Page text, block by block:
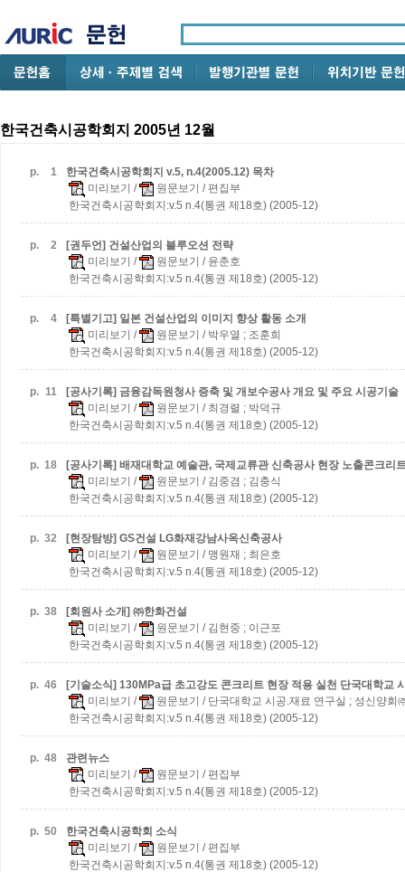
한국건축시공학회지 2005년 12월
p. 1
한국건축시공학회지 v.5, n.4(2005.12) 목차
미리보기 / 원문보기 / 편집부
한국건축시공학회지:v.5 n.4(통권 제18호) (2005-12)
p. 2
[권두언] 건설산업의 블루오션 전략
미리보기 / 원문보기 / 윤춘호
한국건축시공학회지:v.5 n.4(통권 제18호) (2005-12)
p. 4
[특별기고] 일본 건설산업의 이미지 향상 활동 소개
미리보기 / 원문보기 / 박우열 ; 조훈희
한국건축시공학회지:v.5 n.4(통권 제18호) (2005-12)
p. 11
[공사기록] 금융감독원청사 증축 및 개보수공사 개요 및 주요 시공기술
미리보기 / 원문보기 / 최경렬 ; 박덕규
한국건축시공학회지:v.5 n.4(통권 제18호) (2005-12)
p. 18 [공사기록] 배재대학교 예술관, 국제교류관 신축공사 현장 노출콘크리
미리보기 / 원문보기 / 김중겸 ; 김충식
한국건축시공학회지:v.5 n.4(통권 제18호) (2005-12)
p. 32
[현장탐방] GS건설 LG화재강남사옥신축공사
미리보기 / 원문보기 / 맹원재 ; 최은호
한국건축시공학회지:v.5 n.4(통권 제18호) (2005-12)
p. 38
[회원사 소개] ㈜한화건설
미리보기 / 원문보기 / 김현중 ; 이근포
한국건축시공학회지:v.5 n.4(통권 제18호) (2005-12)
p. 46 [기술소식] 130MPa급 초고강도 콘크리트 현장 적용 실천 단국대학교
미리보기 / 원문보기 / 단국대학교 시공.재료 연구실 ; 성신양회
한국건축시공학회지:v.5 n.4(통권 제18호) (2005-12)
p. 48
관련뉴스
미리보기 / 원문보기 / 편집부
한국건축시공학회지:v.5 n.4(통권 제18호) (2005-12)
p. 50
한국건축시공학회 소식
미리보기 / 원문보기 / 편집부
한국건축시공학회지:v.5 n.4(통권 제18호) (2005-12)